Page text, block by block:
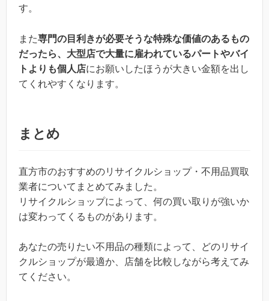
す。
また専門の目利きが必要そうな特殊な価値のあるもの
だったら、大型店で大量に雇われているパートやバイ
トよりも個人店にお願いしたほうが大きい金額を出し
てくれやすくなります。
まとめ
直方市のおすすめのリサイクルショップ・不用品買取
業者についてまとめてみました。
リサイクルショップによって、何の買い取りが強いか
は変わってくるものがあります。
あなたの売りたい不用品の種類によって、どのリサイ
クルショップが最適か、店舗を比較しながら考えてみ
てください。